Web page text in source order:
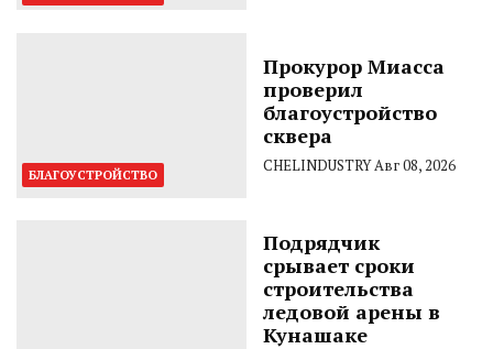
БЛАГОУСТРОЙСТВО
Прокурор Миасса
проверил
благоустройство
сквера
CHELINDUSTRYАвг 08, 2026
Подрядчик
срывает сроки
строительства
ледовой арены в
Кунашаке